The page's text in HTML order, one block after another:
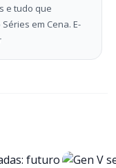
e tudo que
em Cena. E-